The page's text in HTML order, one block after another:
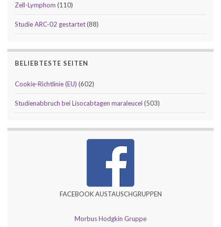
Zell-Lymphom (110)
Studie ARC-02 gestartet(88)
BELIEBTESTE SEITEN
Cookie-Richtlinie (EU) (602)
Studienabbruch bei Lisocabtagen maraleucel (503)
FACEBOOK AUSTAUSCHGRUPPEN
Morbus Hodgkin Gruppe